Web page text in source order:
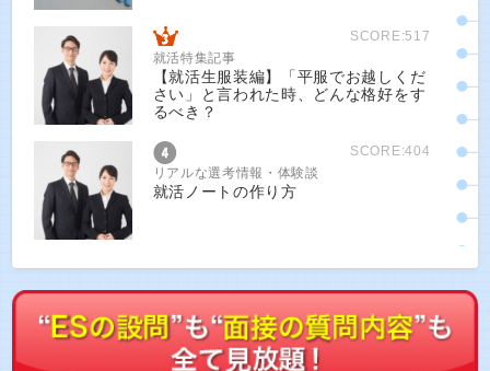
SCORE:517
就活特集記事
【就活生服装編】「平服でお越しくだ
さい」と言われた時、どんな格好をす
るべき？
SCORE:404
リアルな選考情報・体験談
就活ノートの作り方